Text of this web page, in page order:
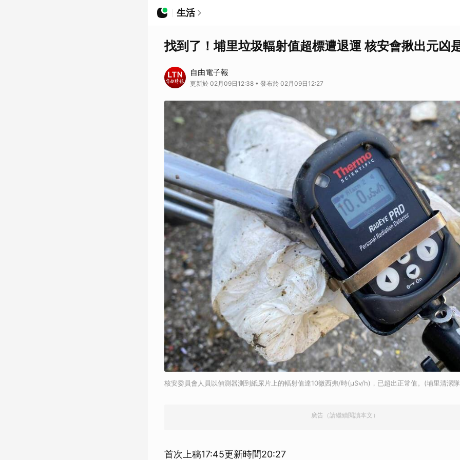
生活
找到了！埔里垃圾輻射值超標遭退運 核安會揪出元凶
自由電子報
更新於 02月09日12:38 • 發布於 02月09日12:27
核安委員會人員以偵測器測到紙尿片上的輻射值達10微西弗/時(µSv/h)，已超出正常值。(埔里清潔
廣告（請繼續閱讀本文）
首次上稿17:45更新時間20:27